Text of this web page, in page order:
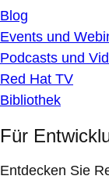
Blog
Events und
Podcasts und
Red Hat TV
Bibliothek
Für
Entdecken Sie